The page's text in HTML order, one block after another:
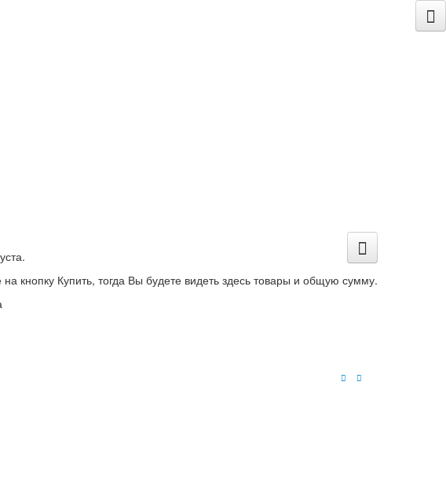
кнопку Купить, тогда Вы будете видеть здесь товары и общую сумму.